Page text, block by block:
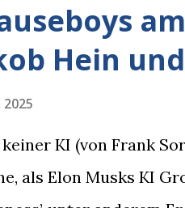
die Krähe und ihn an,
amüsiert.
aufpassen!”
Hein
2025
KI (von Frank
als Elon Musks KI